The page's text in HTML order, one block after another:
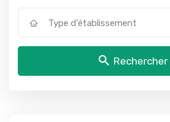
Type d'établissement
Rechercher